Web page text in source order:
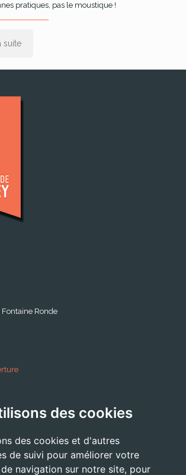
des cookies
des cookies et d'autres
de suivi pour améliorer votre
navigation sur notre site, pour
pratiques, pas le moustique !
suite
Fontaine Ronde
12h /16h 18h30
: 13h30 / 17h